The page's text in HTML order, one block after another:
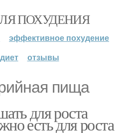
ПОХУДЕНИЯ
эффективное похудение
отзывы
пища
для роста
есть для роста